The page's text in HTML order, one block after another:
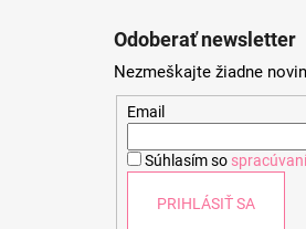
Odoberať newsletter
Nezmeškajte žiadne
Email
Súhlasím so
PRIHLÁSIŤ SA